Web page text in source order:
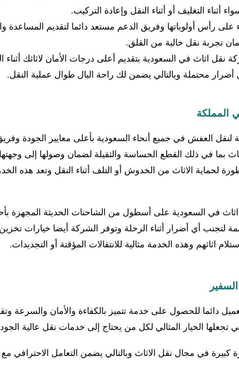
أثناء التغليف أو أثناء النقل وإعادة التركيب.
رأس أولوياتها وفريق الدعم مستعد دائما لتقديم المساعدة
تجربة نقل خالية من القلق.
اثاث في السعودية بتقديم أعلى درجات الأمان لاثاثك أثناء
محتملة وبالتالي يضمن لك راحة البال طوال عملية النقل.
المملكة
العفش في جميع أنحاء السعودية بأعلى معايير الجودة
بما في ذلك القطع الحساسة والثقيلة لضمان وصولها إلى وجهتها
لحماية الاثاث من الخدوش أو التلف أثناء النقل وتعد هذه
في السعودية على أسطول من الشاحنات الحديثة المجهزة
لتجنب أي أضرار أثناء الرحلة وتوفر الشركة أيضا خيارات تخزين
اثاثهم وهذه الخدمة مثالية للانتقالات المؤقتة أو التجديدات.
دائما للحصول على خدمة تتميز بالكفاءة والأمان والسرعة
تجعلها الخيار المثالي لكل من يحتاج إلى خدمات نقل عالية
في مجال نقل الاثاث وبالتالي يضمن التعامل الاحترافي مع